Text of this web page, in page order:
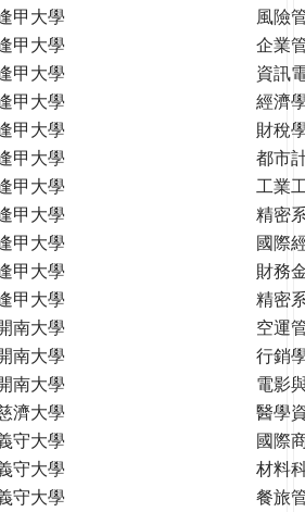
甲大學
風險
甲大學
企業
甲大學
資訊
甲大學
經濟
甲大學
財稅
甲大學
都市
甲大學
工業
甲大學
精密
甲大學
國際
甲大學
財務
甲大學
精密
南大學
空運
南大學
行銷
南大學
電影
濟大學
醫學
守大學
國際
守大學
材料
守大學
餐旅